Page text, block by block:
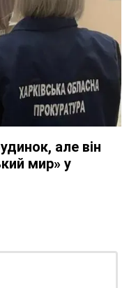
але він
мир» у